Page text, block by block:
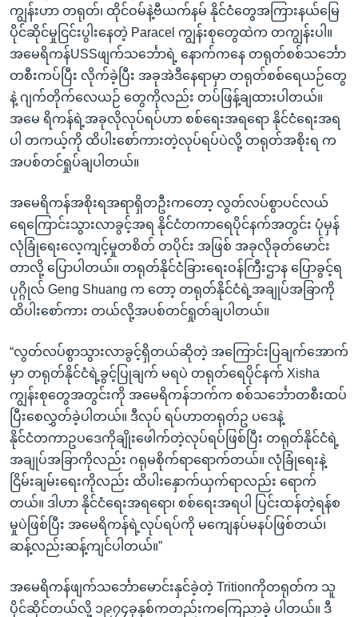
ကျွန်းဟာ တရုတ်၊ ထိုင်ဝမ်နဲ့ဗီယက်နမ် နိုင်ငံတွေအကြားနယ်မြေ
ပိုင်ဆိုင်မှုငြင်းပွါးနေတဲ့ Paracel ကျွန်းစုတွေထဲက တကျွန်းပါ။
အမေရိကန်USSဖျက်သင်္ဘောရဲ့ နောက်ကနေ တရုတ်စစ်သင်္ဘော
တစီးကပ်ပြီး လိုက်ခဲ့ပြီး အခုအဲဒီနေရာမှာ တရုတ်စစ်ရေယဉ်တွေ
နဲ့ ဂျက်တိုက်လေယဉ် တွေကိုလည်း တပ်ဖြန့်ချထားပါတယ်။
အမေ ရိကန်ရဲ့အခုလိုလုပ်ရပ်ဟာ စစ်ရေးအရရော နိုင်ငံရေးအရ
ပါ တကယ့်ကို ထိပါးစော်ကားတဲ့လုပ်ရပ်ပဲလို့ တရုတ်အစိုးရ က
အပစ်တင်ရှုပ်ချပါတယ်။
အမေရိကန်အစိုးရအရာရှိတဦးကတော့ လွတ်လပ်စွာပင်လယ်
ရေကြောင်းသွားလာခွင့်အရ နိုင်ငံတကာရေပိုင်နက်အတွင်း ပုံမှန်
လုံခြုံရေးလေ့ကျင့်မှုတစိတ် တပိုင်း အဖြစ် အခုလိုခုတ်မောင်း
တာလို့ ပြောပါတယ်။ တရုတ်နိုင်ငံခြားရေးဝန်ကြီးဌာန ပြောခွင့်ရ
ပုဂ္ဂိုလ် Geng Shuang က တော့ တရုတ်နိုင်ငံရဲ့အချုပ်အခြာကို
ထိပါးစော်ကား တယ်လို့အပစ်တင်ရှုတ်ချပါတယ်။
“လွတ်လပ်စွာသွားလာခွင့်ရှိတယ်ဆိုတဲ့ အကြောင်းပြချက်အောက်
မှာ တရုတ်နိုင်ငံရဲ့ခွင့်ပြုချက် မရပဲ တရုတ်ရေပိုင်နက် Xisha
ကျွန်းစုတွေအတွင်းကို အမေရိကန်ဘက်က စစ်သင်္ဘောတစီးထပ်
ပြီးစေလွှတ်ခဲ့ပါတယ်။ ဒီလုပ် ရပ်ဟာတရုတ်ဥ ပဒေနဲ့
နိုင်ငံတကာဥပဒေကိုချိုးဖေါက်တဲ့လုပ်ရပ်ဖြစ်ပြီး တရုတ်နိုင်ငံရဲ့
အချုပ်အခြာကိုလည်း ဂရုမစိုက်ရာရောက်တယ်။ လုံခြုံရေးနဲ့
ငြိမ်းချမ်းရေးကိုလည်း ထိပါးနှောက်ယှက်ရာလည်း ရောက်
တယ်။ ဒါဟာ နိုင်ငံရေးအရရော၊ စစ်ရေးအရပါ ပြင်းထန်တဲ့ရန်စ
မှုပဲဖြစ်ပြီး အမေရိကန်ရဲ့လုပ်ရပ်ကို မကျေနပ်မနပ်ဖြစ်တယ်၊
ဆန့်လည်းဆန့်ကျင်ပါတယ်။”
အမေရိကန်ဖျက်သင်္ဘောမောင်းနှင်ခဲ့တဲ့ Tritionကိုတရုတ်က သူ
ပိုင်ဆိုင်တယ်လို့ ၁၉၇၄ခုနှစ်ကတည်းကကြေညာခဲ့ ပါတယ်။ ဒီ